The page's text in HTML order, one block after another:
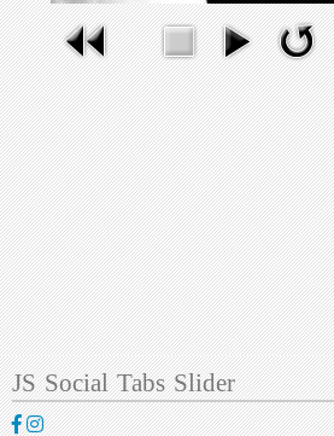
JS Social Tabs Slider